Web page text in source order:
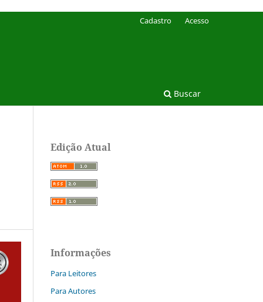
Buscar
Cadastro Acesso
Edição Atual
Informações
Para Leitores
Para Autores